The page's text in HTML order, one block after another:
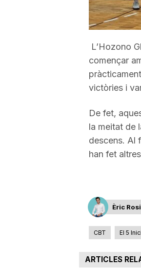
L’Hozono
començar
victòries i
De fet,
la meitat de
descens. Al
han fet
Èric
CBT El 5
ARTICLES